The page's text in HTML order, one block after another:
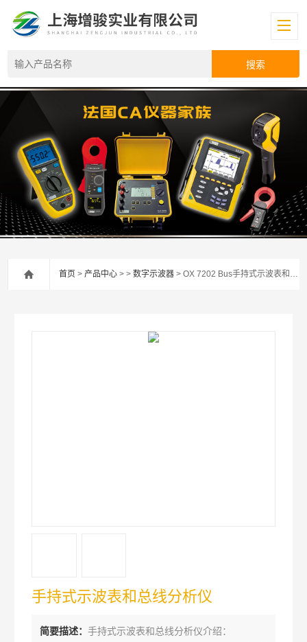
首页 >产品中心 > >数字示波器 > OX 7202 Bus手持式示波表和总线分析仪
手持式示波表和总线分析仪
简要描述：手持式示波表和总线分析仪介绍：